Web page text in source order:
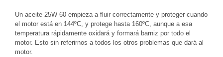
Un aceite 25W-60 empieza a fluir correctamente y proteger cuando
el motor está en 144ºC, y protege hasta 160ºC, aunque a esa
temperatura rápidamente oxidará y formará barniz por todo el
motor. Esto sin referirnos a todos los otros problemas que dará al
motor.